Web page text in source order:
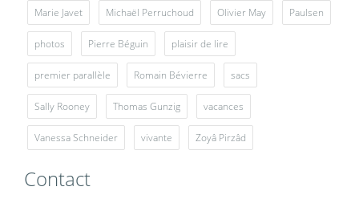
Marie Javet Michaël Perruchoud Olivier May Paulsen
photos Pierre Béguin plaisir de lire
premier parallèle Romain Bévierre sacs
Sally Rooney Thomas Gunzig vacances
Vanessa Schneider vivante Zoyâ Pirzâd
Contact